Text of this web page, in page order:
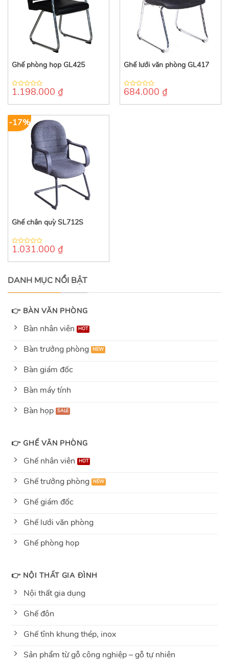
Ghế phòng họp GL425
0
of
1.198.000 ₫
Ghế lưới văn phòng GL417
0
of
684.000 ₫
-17%
Ghế chân quỳ SL712S
0
of
1.031.000 ₫
DANH MỤC NỔI BẬT
👉 BÀN VĂN PHÒNG
Bàn nhân viên
Bàn trưởng phòng
Bàn giám đốc
Bàn máy tính
Bàn họp
👉 GHẾ VĂN PHÒNG
Ghế nhân viên
Ghế trưởng phòng
Ghế giám đốc
Ghế lưới văn phòng
Ghế phòng họp
👉 NỘI THẤT GIA ĐÌNH
Nội thất gia dụng
Ghế đôn
Ghế tĩnh khung thép, inox
Sản phẩm từ gỗ công nghiệp – gỗ tự nhiên